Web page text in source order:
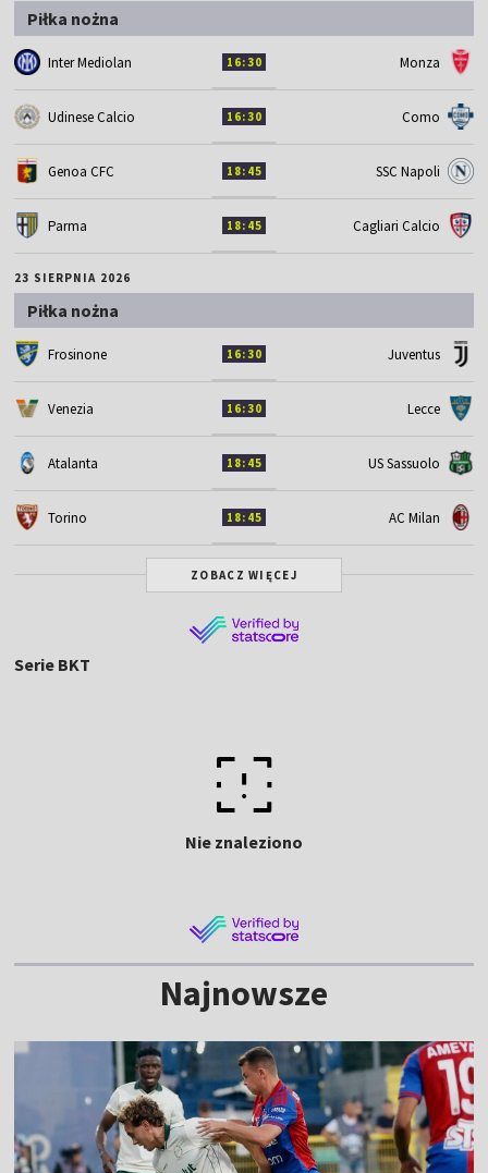
Piłka nożna
Inter Mediolan 16:30 Monza
Udinese Calcio 16:30 Como
Genoa CFC 18:45 SSC Napoli
Parma 18:45 Cagliari Calcio
23 SIERPNIA 2026
Piłka nożna
Frosinone 16:30 Juventus
Venezia 16:30 Lecce
Atalanta 18:45 US Sassuolo
Torino 18:45 AC Milan
ZOBACZ WIĘCEJ
Serie BKT
Nie znaleziono
Najnowsze